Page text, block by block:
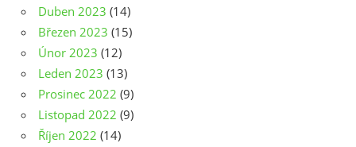
Duben 2023 (14)
Březen 2023 (15)
Únor 2023 (12)
Leden 2023 (13)
Prosinec 2022 (9)
Listopad 2022 (9)
Říjen 2022 (14)